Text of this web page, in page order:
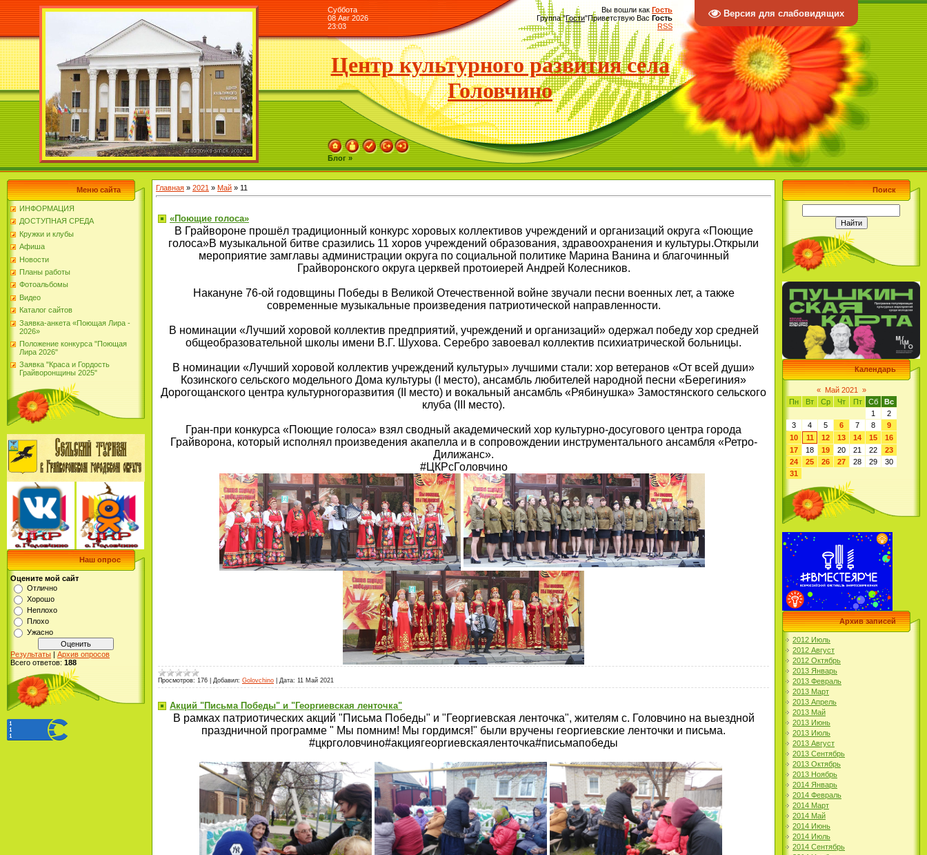
Версия для слабовидящих
Суббота
08 Авг 2026
23:03
Вы вошли как Гость
Группа"Гости"Приветствую Вас Гость
RSS
Центр культурного развития села
Головчино
Блог »
Меню сайта
ИНФОРМАЦИЯ
ДОСТУПНАЯ СРЕДА
Кружки и клубы
Афиша
Новости
Планы работы
Фотоальбомы
Видео
Каталог сайтов
Заявка-анкета «Поющая Лира -
2026»
Положение конкурса "Поющая
Лира 2026"
Заявка "Краса и Гордость
Грайворонщины 2025"
Наш опрос
Оцените мой сайт
Отлично
Хорошо
Неплохо
Плохо
Ужасно
Результаты | Архив опросов
Всего ответов: 188
Главная » 2021 » Май » 11
«Поющие голоса»
В Грайвороне прошёл традиционный конкурс хоровых коллективов учреждений и организаций округа «Поющие
голоса»В музыкальной битве сразились 11 хоров учреждений образования, здравоохранения и культуры.Открыли
мероприятие замглавы администрации округа по социальной политике Марина Ванина и благочинный
Грайворонского округа церквей протоиерей Андрей Колесников.
Накануне 76-ой годовщины Победы в Великой Отечественной войне звучали песни военных лет, а также
современные музыкальные произведения патриотической направленности.
В номинации «Лучший хоровой коллектив предприятий, учреждений и организаций» одержал победу хор средней
общеобразовательной школы имени В.Г. Шухова. Серебро завоевал коллектив психиатрической больницы.
В номинации «Лучший хоровой коллектив учреждений культуры» лучшими стали: хор ветеранов «От всей души»
Козинского сельского модельного Дома культуры (I место), ансамбль любителей народной песни «Берегиния»
Дорогощанского центра культурногоразвития (II место) и вокальный ансамбль «Рябинушка» Замостянского сельского
клуба (III место).
Гран-при конкурса «Поющие голоса» взял сводный академический хор культурно-досугового центра города
Грайворона, который исполнял произведения акапелла и в сопровождении инструментального ансамбля «Ретро-
Дилижанс».
#ЦКРсГоловчино
Просмотров: 176 Добавил: Golovchino Дата: 11 Май 2021
Акций "Письма Победы" и "Георгиевская ленточка"
В рамках патриотических акций "Письма Победы" и "Георгиевская ленточка", жителям с. Головчино на выездной
праздничной программе " Мы помним! Мы гордимся!" были вручены георгиевские ленточки и письма.
#цкрголовчино#акциягеоргиевскаяленточка#письмапобеды
Поиск
Календарь
« Май 2021
»
Пн
Вт Ср Чт Пт Сб
Вс
1
2
3
4 5 6 7 8
9
10
11 12 13 14 15
16
17
18 19 20 21 22
23
24
25 26 27 28 29
30
31
Архив записей
2012 Июль
2012 Август
2012 Октябрь
2013 Январь
2013 Февраль
2013 Март
2013 Апрель
2013 Май
2013 Июнь
2013 Июль
2013 Август
2013 Сентябрь
2013 Октябрь
2013 Ноябрь
2014 Январь
2014 Февраль
2014 Март
2014 Май
2014 Июнь
2014 Июль
2014 Сентябрь